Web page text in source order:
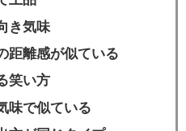
き気味
距離感が似ている
笑い方
味で似ている